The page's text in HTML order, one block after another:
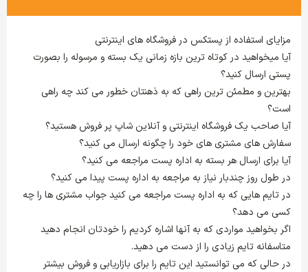
مزایای استفاده از پستکس در فروشگاه های اینترنتی
آیا میخواهید در کوتاه ترین بازه زمانی یک بسته و مرسوله را بصورت
پستی ارسال کنید؟
بهترین و مطمئن ترین راهی که به ذهنتان خطور می کند چه راهی
است؟
آیا صاحب یک فروشگاه اینترنتی و آنلاین شاپ پر فروش هستید؟
سفارش های مشتری های خود را چگونه ارسال می کنید؟
آیا برای ارسال هر بسته به اداره پست مراجعه می کنید؟
در طول روز چندبار نیاز به مراجعه به اداره پست پیدا می کنید؟
در تایم هایی که به اداره پست مراجعه می کنید جواب مشتری ها را چه
کسی می دهد؟
اگر بخواهید مواردی که به آنها اشاره کردیم را خودتان انجام دهید
متاسفانه تایم زیادی را از دست می دهید.
در حالی که می توانستید این تایم را برای بازاریابی و فروش بیشتر